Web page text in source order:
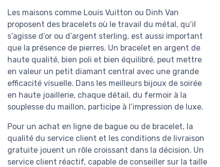
Les maisons comme Louis Vuitton ou Dinh Van
proposent des bracelets où le travail du métal, qu’il
s’agisse d’or ou d’argent sterling, est aussi important
que la présence de pierres. Un bracelet en argent de
haute qualité, bien poli et bien équilibré, peut mettre
en valeur un petit diamant central avec une grande
efficacité visuelle. Dans les meilleurs bijoux de soirée
en haute joaillerie, chaque détail, du fermoir à la
souplesse du maillon, participe à l’impression de luxe.
Pour un achat en ligne de bague ou de bracelet, la
qualité du service client et les conditions de livraison
gratuite jouent un rôle croissant dans la décision. Un
service client réactif, capable de conseiller sur la taille